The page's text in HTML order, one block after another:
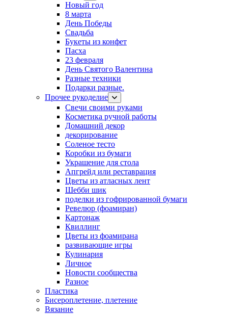
Новый год
8 марта
День Победы
Свадьба
Букеты из конфет
Пасха
23 февраля
День Святого Валентина
Разные техники
Подарки разные.
Прочее рукоделие
Свечи своими руками
Косметика ручной работы
Домашний декор
декорирование
Соленое тесто
Коробки из бумаги
Украшение для стола
Апгрейд или реставрация
Цветы из атласных лент
Шебби шик
поделки из гофрированной бумаги
Ревелюр (фоамиран)
Картонаж
Квиллинг
Цветы из фоамирана
развивающие игры
Кулинария
Личное
Новости сообщества
Разное
Пластика
Бисероплетение, плетение
Вязание